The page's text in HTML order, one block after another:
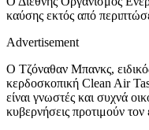
καύσης εκτός από
Advertisement
Ο Τζόναθαν Μπανκς,
κερδοσκοπική Clean Air
είναι γνωστές και συχνά
κυβερνήσεις προτιμούν